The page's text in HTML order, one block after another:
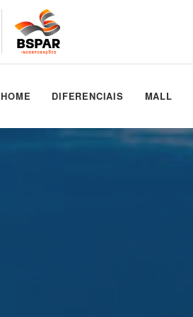
HOME DIFERENCIAIS MALL